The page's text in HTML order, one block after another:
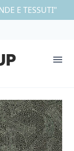
E TESSUTI"